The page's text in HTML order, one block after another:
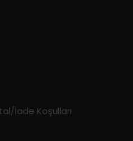
İade Koşulları